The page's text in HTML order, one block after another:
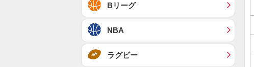
Bリーグ
NBA
ラグビー